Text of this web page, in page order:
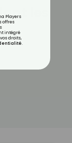
les
Players
offres
intégré
droits,
.